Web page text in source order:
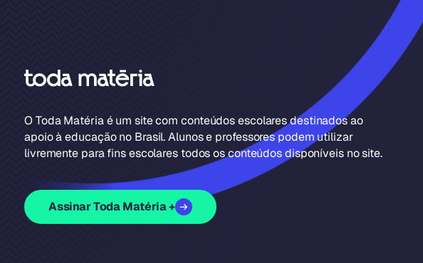
O Toda Matéria é um site com conteúdos escolares destinados ao
apoio à educação no Brasil. Alunos e professores podem utilizar
livremente para fins escolares todos os conteúdos disponíveis no site.
Assinar Toda Matéria +